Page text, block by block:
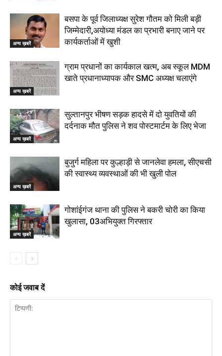
अन्य ख़बरें
बसपा के पूर्व जिलाध्यक्ष सुरेश गौतम को मिली बड़ी
जिम्मेदारी,अयोध्या मंडल का प्रभारी बनाए जाने पर
कार्यकर्ताओं में खुशी
अन्य ख़बरें
ग्राम प्रधानों का कार्यकाल खत्म, अब स्कूल MDM
खाते प्रधानाध्यापक और SMC अध्यक्ष चलाएंगे
अन्य ख़बरें
सुल्तानपुर भीषण सड़क हादसे में दो युवतियों की
दर्दनाक मौत पुलिस ने शव पोस्टमार्टम के लिए भेजा
अन्य ख़बरें
बुजुर्ग महिला पर कुल्हाड़ी से जानलेवा हमला, सीएचसी
की स्वास्थ्य व्यवस्थाओं की भी खुली पोल
अन्य ख़बरें
गोशांईगंज थाना की पुलिस ने बकरी चोरी का किया
खुलासा, 03अभियुक्त गिरफ्तार
कोई जवाब दें